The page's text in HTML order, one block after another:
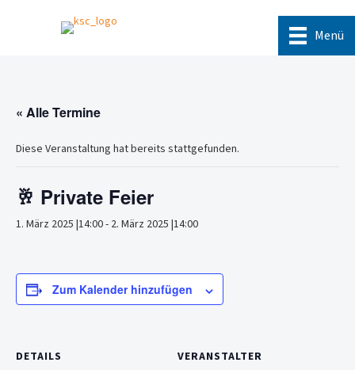
Menü
« Alle Termine
Diese Veranstaltung hat bereits stattgefunden.
🥂 Private Feier
1. März 2025 |14:00- 2. März 2025 |14:00
Zum Kalender hinzufügen
DETAILS
VERANSTALTER